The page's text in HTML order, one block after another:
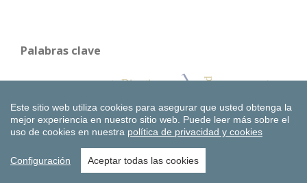
Palabras clave
Innovación
valor socialSostenibilidad
emprendimiento
rendimiento
propuesta Directiva
influencia
rentabilidad
fondos ISR empresas energéticas
GEM coaching
ASG stock
ética
Este sitio web utiliza cookies para asegurar que usted obtenga la
mejor experiencia en nuestro sitio web. Puede leer más sobre el
uso de cookies en nuestra política de privacidad y cookies
Configuración Aceptar todas las cookies